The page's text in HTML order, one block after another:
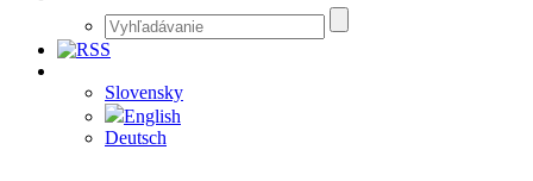
Slovensky
English
Deutsch